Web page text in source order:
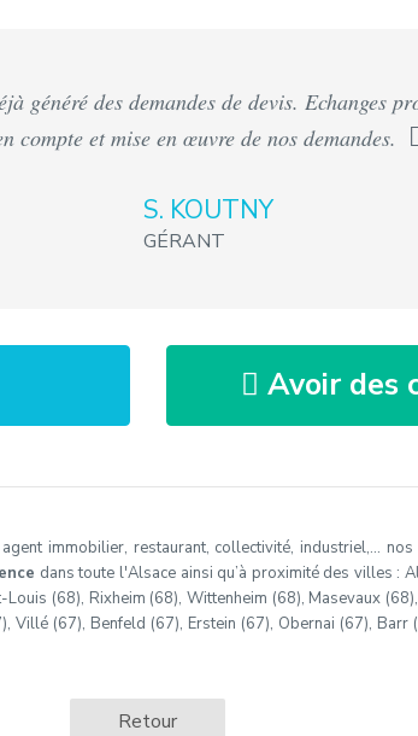
généré des demandes de devis. Echanges
compte et mise en œuvre de nos demandes.
S. KOUTNY
GÉRANT
Avoir des
immobilier, restaurant, collectivité, industriel,…
dans toute l'Alsace ainsi qu’à proximité des villes :
(68), Rixheim (68), Wittenheim (68), Masevaux
Villé (67), Benfeld (67), Erstein (67), Obernai (67),
Retour